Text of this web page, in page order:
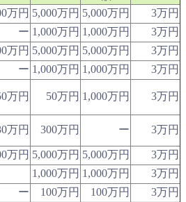
万円 5,000万円 5,000万円
3万円
ー 1,000万円 1,000万円
3万円
万円 5,000万円 5,000万円
3万円
ー 1,000万円 1,000万円
3万円
万円 50万円 1,000万円 3万円
万円 300万円 ー 3万円
万円 5,000万円 5,000万円
3万円
1,000万円 1,000万円
3万円
ー 100万円 100万円 3万円